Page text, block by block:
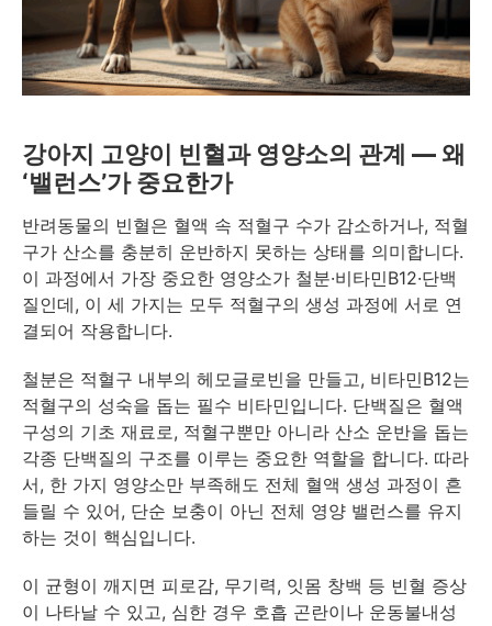
강아지 고양이 빈혈과 영양소의 관계 — 왜
‘밸런스’가 중요한가
반려동물의 빈혈은 혈액 속 적혈구 수가 감소하거나, 적혈
구가 산소를 충분히 운반하지 못하는 상태를 의미합니다.
이 과정에서 가장 중요한 영양소가 철분·비타민B12·단백
질인데, 이 세 가지는 모두 적혈구의 생성 과정에 서로 연
결되어 작용합니다.
철분은 적혈구 내부의 헤모글로빈을 만들고, 비타민B12는
적혈구의 성숙을 돕는 필수 비타민입니다. 단백질은 혈액
구성의 기초 재료로, 적혈구뿐만 아니라 산소 운반을 돕는
각종 단백질의 구조를 이루는 중요한 역할을 합니다. 따라
서, 한 가지 영양소만 부족해도 전체 혈액 생성 과정이 흔
들릴 수 있어, 단순 보충이 아닌 전체 영양 밸런스를 유지
하는 것이 핵심입니다.
이 균형이 깨지면 피로감, 무기력, 잇몸 창백 등 빈혈 증상
이 나타날 수 있고, 심한 경우 호흡 곤란이나 운동불내성